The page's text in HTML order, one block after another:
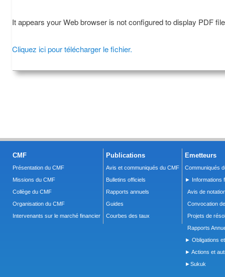
It appears your Web browser is not configured to display PDF
Cliquez ici pour télécharger le fichier.
CMF
Présentation du CMF
Missions du CMF
Collège du CMF
Organisation du CMF
Intervenants sur le marché financier
Publications
Avis et communiqués du CMF
Bulletins officiels
Rapports annuels
Guides
Courbes des taux
Emetteurs
Communiqués
► Informations
Avis de
Convocation
Projets de
Rapports
► Obligations
► Actions et
►Sukuk